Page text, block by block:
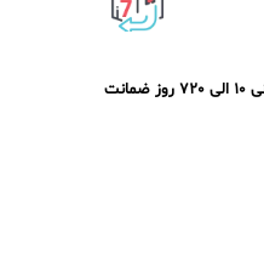
20 7 روز ضمانت